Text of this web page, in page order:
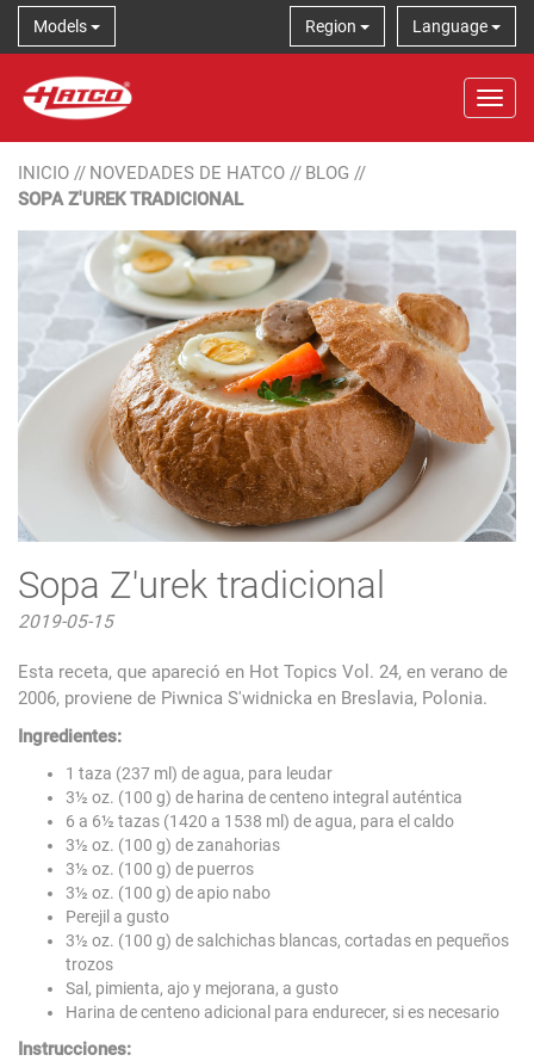
Models Language
Region
INICIO // NOVEDADES DE HATCO // BLOG //
SOPA Z'UREK TRADICIONAL
Sopa Z'urek tradicional
2019-05-15
Esta receta, que apareció en Hot Topics Vol. 24, en verano de
2006, proviene de Piwnica S'widnicka en Breslavia, Polonia.
Ingredientes:
1 taza (237 ml) de agua, para leudar
3½ oz. (100 g) de harina de centeno integral auténtica
6 a 6½ tazas (1420 a 1538 ml) de agua, para el caldo
3½ oz. (100 g) de zanahorias
3½ oz. (100 g) de puerros
3½ oz. (100 g) de apio nabo
Perejil a gusto
3½ oz. (100 g) de salchichas blancas, cortadas en pequeños
trozos
Sal, pimienta, ajo y mejorana, a gusto
Harina de centeno adicional para endurecer, si es necesario
Instrucciones: